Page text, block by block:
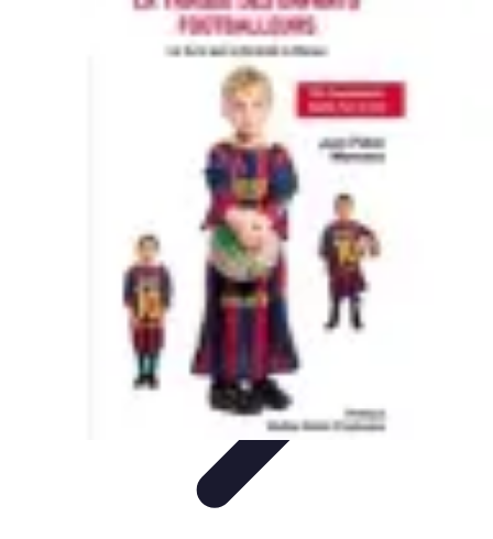
Biographies Football
Biographies
BiographiesBiographies Influentes